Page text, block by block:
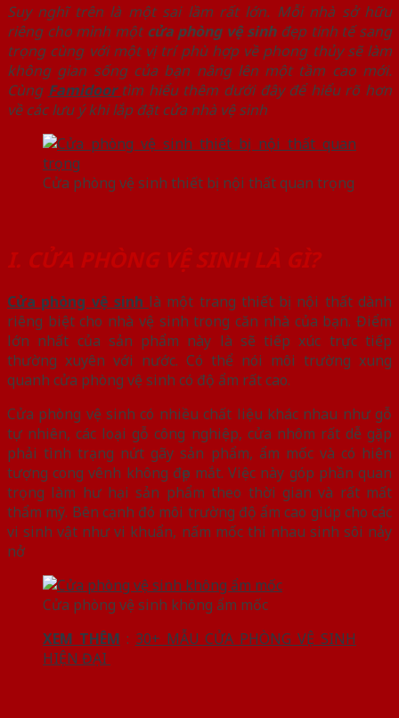
Suy nghĩ trên là một sai lầm rất lớn. Mỗi nhà sở hữu
riêng cho mình mộtcửa phòng vệ sinhđẹp tinh tế sang
trọng cùng với một vị trí phù hợp về phong thủy sẽ làm
không gian sống của bạn nâng lên một tầm cao mới.
Cùng Famidoor tìm hiểu thêm dưới đây để hiểu rõ hơn
về các lưu ý khi lắp đặt cửa nhà vệ sinh
Cửa phòng vệ sinh thiết bị nội thất quan trọng
I. CỬA PHÒNG VỆ SINH LÀ GÌ?
Cửa phòng vệ sinh là một trang thiết bị nội thất dành
riêng biệt cho nhà vệ sinh trong căn nhà của bạn. Điểm
lớn nhất của sản phẩm này là sẽ tiếp xúc trực tiếp
thường xuyên với nước. Có thể nói môi trường xung
quanh cửa phòng vệ sinh có độ ẩm rất cao.
Cửa phòng vệ sinh có nhiều chất liệu khác nhau như gỗ
tự nhiên, các loại gỗ công nghiệp, cửa nhôm rất dễ gặp
phải tình trạng nứt gãy sản phẩm, ẩm mốc và có hiện
tượng cong vênh không đẹp mắt. Việc này góp phần quan
trọng làm hư hại sản phẩm theo thời gian và rất mất
thẩm mỹ. Bên cạnh đó môi trường độ ẩm cao giúp cho các
vi sinh vật như vi khuẩn, nấm mốc thi nhau sinh sôi nảy
nở
Cửa phòng vệ sinh không ẩm mốc
XEM THÊM : 30+ MẪU CỬA PHÒNG VỆ SINH
HIỆN ĐẠI